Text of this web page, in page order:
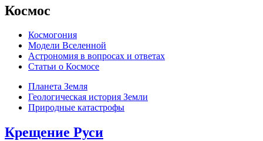
Космос
Космогония
Модели Вселенной
Астрономия в вопросах и ответах
Cтатьи о Космосе
Планета Земля
Геологическая история Земли
Природные катастрофы
Крещение Руси